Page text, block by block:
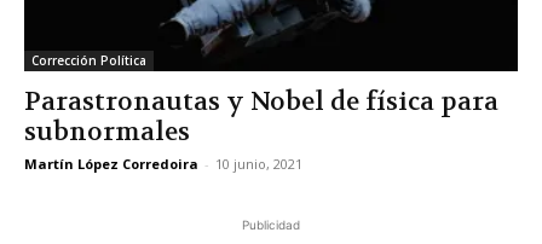
Corrección Política
Parastronautas y Nobel de física para
subnormales
Martín López Corredoira - 10 junio, 2021
Publicidad